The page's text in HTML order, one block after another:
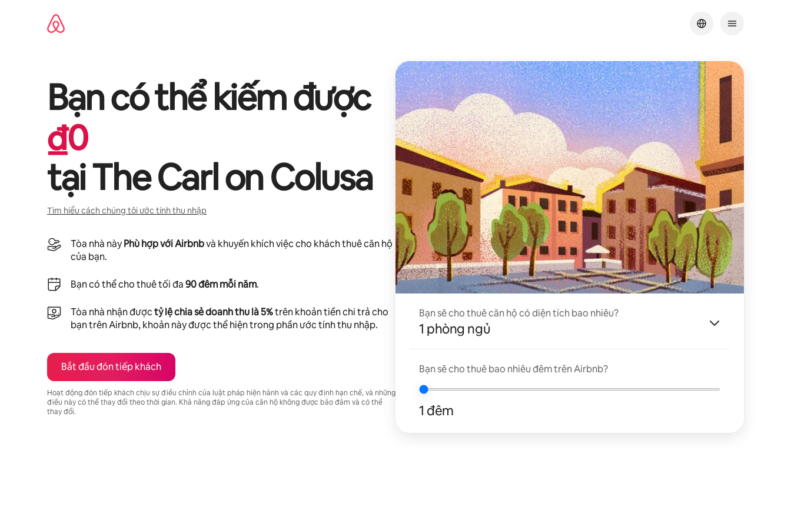
Bạn có thể kiếm được
₫0
tạiThe Carl on Colusa
Tìm hiểu cách chúng tôi ước tính thu nhập
Tòa nhà nàyPhù hợp với Airbnbvà khuyến khích việc cho khách thuê căn hộ
của bạn.
Bạn có thể cho thuê tối đa90 đêm mỗi năm.
Tòa nhà nhận đượctỷ lệ chia sẻ doanh thu là 5%trên khoản tiền chi trả cho
bạn trên Airbnb, khoản này được thể hiện trong phần ước tính thu nhập.
Bắt đầu đón tiếp khách
Hoạt động đón tiếp khách chịu sự điều chỉnh của luật pháp hiện hành và các quy định hạn chế, và những
điều này có thể thay đổi theo thời gian. Khả năng đáp ứng của căn hộ không được bảo đảm và có thể
thay đổi.
Bạn sẽ cho thuê căn hộ có diện tích bao nhiêu?
1 phòng ngủ
Bạn sẽ cho thuê bao nhiêu đêm trên Airbnb?
1 đêm